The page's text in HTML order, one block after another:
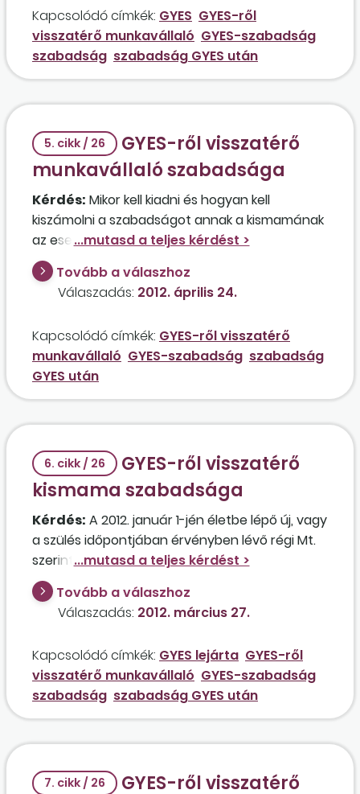
Kapcsolódó címkék: GYES GYES-ről
visszatérő munkavállaló GYES-szabadság
szabadság szabadság GYES után
5. cikk / 26
GYES-ről visszatérő
munkavállaló szabadsága
Kérdés: Mikor kell kiadni és hogyan kell
kiszámolni a szabadságot annak a kismamának
az esetében, aki megszünteti a GYED-et és
GYES-t igényel helyette, mivel heti 30 órában
visszamegy dolgozni? Lehet-e
szabadságmegváltást fizetni a számára?
Tovább a válaszhoz
Válaszadás: 2012. április 24.
Kapcsolódó címkék: GYES-ről visszatérő
munkavállaló GYES-szabadság szabadság
GYES után
6. cikk / 26
GYES-ről visszatérő
kismama szabadsága
Kérdés: A 2012. január 1-jén életbe lépő új, vagy
a szülés időpontjában érvényben lévő régi Mt.
szerint kell-e kiszámolni a szabadságot annak a
GYES-en lévő kismamának az esetében, aki
2012. május 1-jén tér vissza dolgozni? A
munkáltató számításai szerint jelentős eltérés
Tovább a válaszhoz
Válaszadás: 2012. március 27.
Kapcsolódó címkék: GYES lejárta GYES-ről
visszatérő munkavállaló GYES-szabadság
szabadság szabadság GYES után
7. cikk / 26 GYES-ről visszatérő